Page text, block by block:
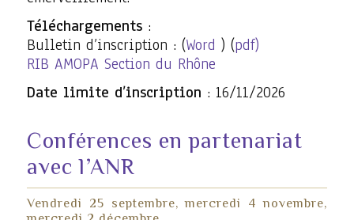
Téléchargements:
Bulletin d’inscription : (Word ) (pdf)
RIB AMOPA Section du Rhône
Date limite d’inscription : 16/11/2026
Conférences en partenariat
avec l’ANR
Vendredi 25 septembre, mercredi 4 novembre,